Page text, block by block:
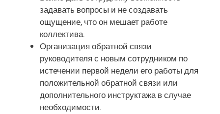
задавать вопросы и не создавать
ощущение, что он мешает работе
коллектива.
Организация обратной связи
руководителя с новым сотрудником по
истечении первой недели его работы для
положительной обратной связи или
дополнительного инструктажа в случае
необходимости.